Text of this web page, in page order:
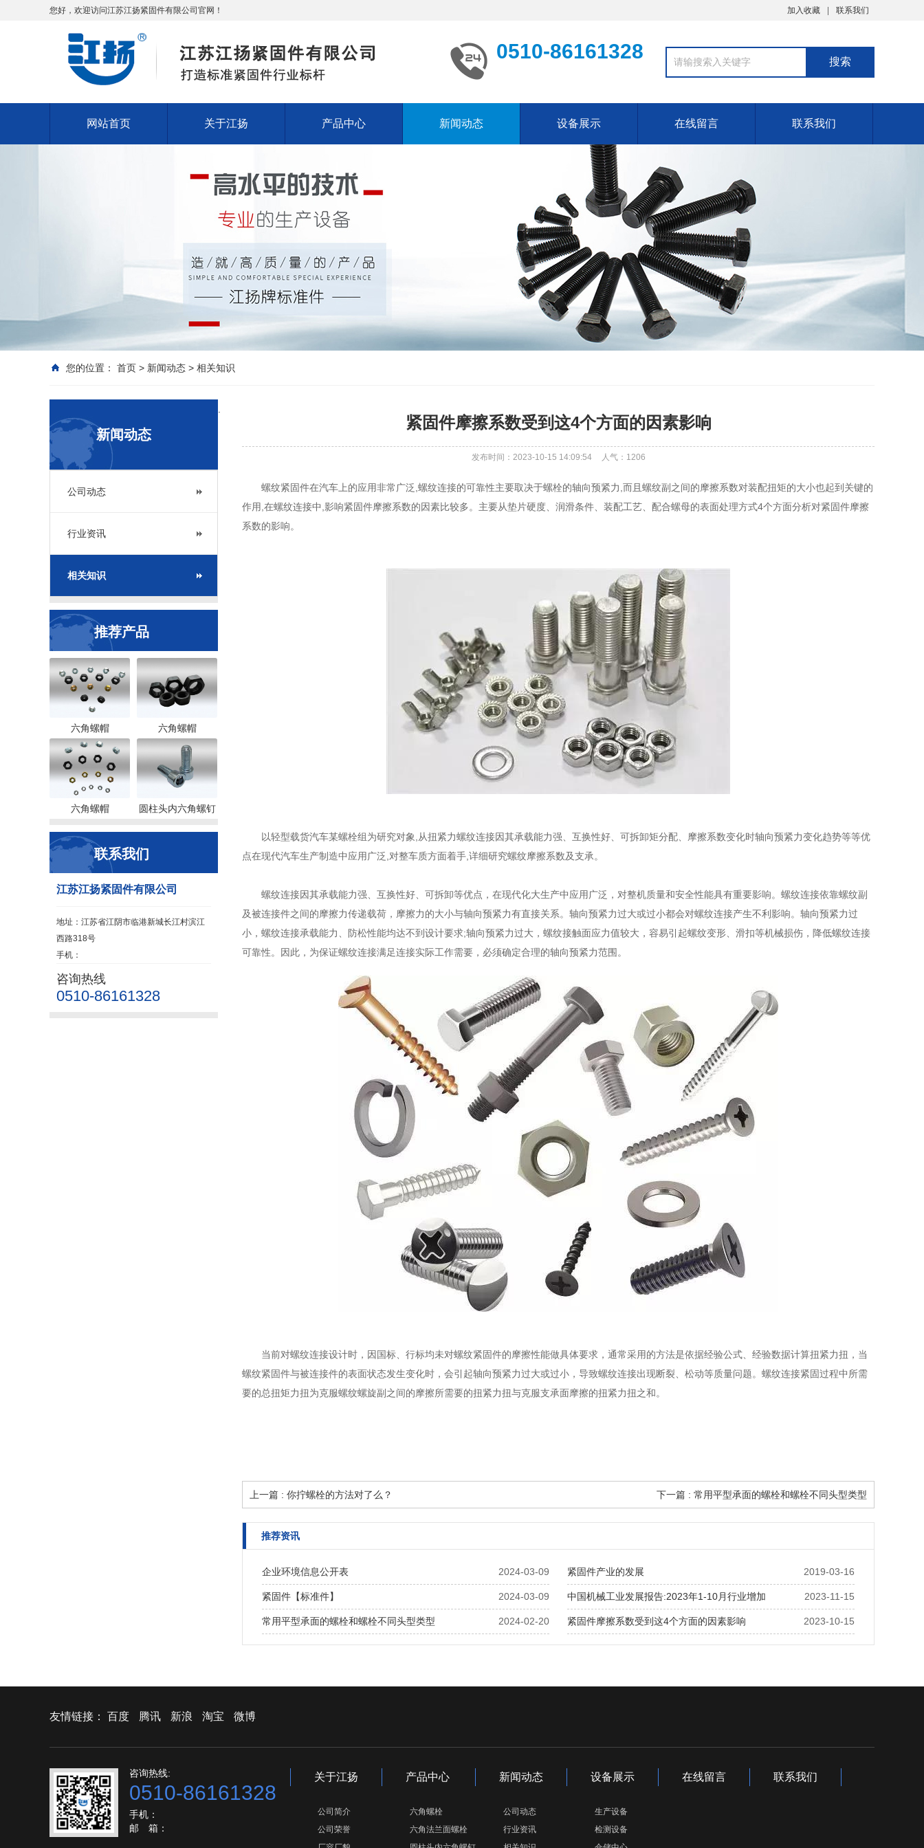
您好，欢迎访问江苏江扬紧固件有限公司官网！ 加入收藏 联系我们
0510-86161328
网站首页 关于江扬 产品中心 新闻动态 设备展示 在线留言 联系我们
您的位置： 首页 > 新闻动态 > 相关知识
新闻动态
公司动态
行业资讯
相关知识
推荐产品
六角螺帽 六角螺帽
六角螺帽 圆柱头内六角螺钉
联系我们
江苏江扬紧固件有限公司
地址：江苏省江阴市临港新城长江村滨江
西路318号
手机：
咨询热线
0510-86161328
紧固件摩擦系数受到这4个方面的因素影响
发布时间：2023-10-15 14:09:54 人气： 1206
螺纹紧固件在汽车上的应用非常广泛,螺纹连接的可靠性主要取决于螺栓的轴向预紧力,而且螺纹副之间的摩擦系数对装配扭矩的大小也起到关键的
作用,在螺纹连接中,影响紧固件摩擦系数的因素比较多。主要从垫片硬度、润滑条件、装配工艺、配合螺母的表面处理方式4个方面分析对紧固件摩擦
系数的影响。
以轻型载货汽车某螺栓组为研究对象,从扭紧力螺纹连接因其承载能力强、互换性好、可拆卸矩分配、摩擦系数变化时轴向预紧力变化趋势等等优
点在现代汽车生产制造中应用广泛,对整车质方面着手,详细研究螺纹摩擦系数及支承。
螺纹连接因其承载能力强、互换性好、可拆卸等优点，在现代化大生产中应用广泛，对整机质量和安全性能具有重要影响。螺纹连接依靠螺纹副
及被连接件之间的摩擦力传递载荷，摩擦力的大小与轴向预紧力有直接关系。轴向预紧力过大或过小都会对螺纹连接产生不利影响。轴向预紧力过
小，螺纹连接承载能力、防松性能均达不到设计要求;轴向预紧力过大，螺纹接触面应力值较大，容易引起螺纹变形、滑扣等机械损伤，降低螺纹连接
可靠性。因此，为保证螺纹连接满足连接实际工作需要，必须确定合理的轴向预紧力范围。
当前对螺纹连接设计时，因国标、行标均未对螺纹紧固件的摩擦性能做具体要求，通常采用的方法是依据经验公式、经验数据计算扭紧力扭，当
螺纹紧固件与被连接件的表面状态发生变化时，会引起轴向预紧力过大或过小，导致螺纹连接出现断裂、松动等质量问题。螺纹连接紧固过程中所需
要的总扭矩力扭为克服螺纹螺旋副之间的摩擦所需要的扭紧力扭与克服支承面摩擦的扭紧力扭之和。
上一篇 : 你拧螺栓的方法对了么？ 下一篇 : 常用平型承面的螺栓和螺栓不同头型类型
推荐资讯
2024-03-09
企业环境信息公开表 2019-03-16
紧固件产业的发展
2024-03-09
紧固件【标准件】 2023-11-15
中国机械工业发展报告:2023年1-10月行业增加
2024-02-20
常用平型承面的螺栓和螺栓不同头型类型 2023-10-15
紧固件摩擦系数受到这4个方面的因素影响
友情链接： 百度 腾讯 新浪 淘宝 微博
咨询热线:
0510-86161328
手机：
邮 箱：
关于江扬
公司简介
公司荣誉
产品中心
六角螺栓
六角法兰面螺栓
新闻动态
公司动态
行业资讯
设备展示
生产设备
检测设备
在线留言 联系我们